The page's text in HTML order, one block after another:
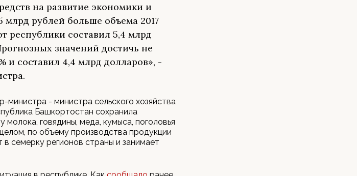
на развитие экономики и
млрд рублей больше объема 2017
республики составил 5,4 млрд
значений достичь не
и составил 4,4 млрд долларов», -
министра - министра сельского хозяйства
Башкортостан сохранила
говядины, меда, кумыса, поголовья
по объему производства продукции
в семерку регионов страны и занимает